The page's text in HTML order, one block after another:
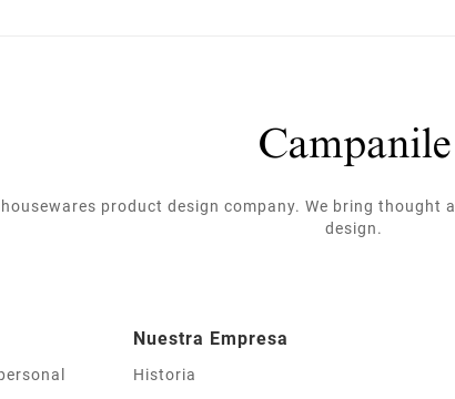
product design company. We bring
design.
Nuestra Empresa
Historia